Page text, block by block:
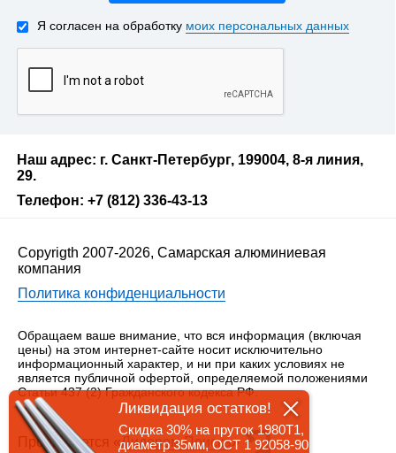
Я согласен на обработку моих персональных данных
Наш адрес: г. Санкт-Петербург, 199004, 8-я линия,
29.
Телефон: +7 (812) 336-43-13
Copyrigth 2007-2026, Самарская алюминиевая
компания
Политика конфиденциальности
Обращаем ваше внимание, что вся информация (включая
цены) на этом интернет-сайте носит исключительно
информационный характер, и ни при каких условиях не
является публичной офертой, определяемой положениями
Статьи 437 (2) Гражданского кодекса РФ.
Продвигается «Лидером Поиска»
Ликвидация остатков!
Скидка 30% на пруток 1980Т1,
диаметр 35мм, ОСТ 1 92058-90